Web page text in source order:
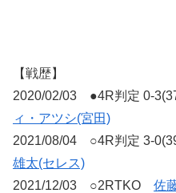
【戦歴】
2020/02/03 ●4R判定 0-
ィ・アツシ(宮田)
2021/08/04 ○4R判定 3-
雄太(セレス)
2021/12/03 ○2RTKO 佐